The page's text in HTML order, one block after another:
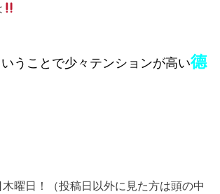
うことで少々テンションが高い德
曜日！（投稿日以外に見た方は頭の中